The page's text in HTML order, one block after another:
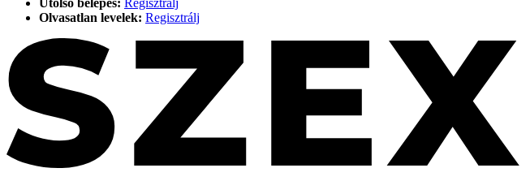
Olvasatlan levelek: Regisztrálj